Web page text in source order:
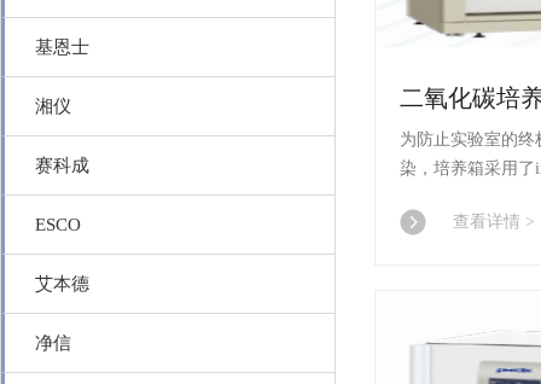
基恩士
湘仪
赛科成
ESCO
艾本德
净信
为防止实验室的
染，培养箱采用了
消(过氧化氢) 毒灭
查看详情 >